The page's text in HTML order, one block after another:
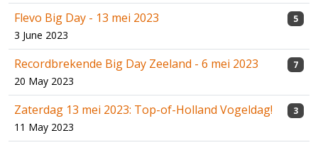
Flevo Big Day - 13 mei 2023
3 June 2023
5
Recordbrekende Big Day Zeeland - 6 mei 2023
20 May 2023
7
Zaterdag 13 mei 2023: Top-of-Holland Vogeldag!
11 May 2023
3